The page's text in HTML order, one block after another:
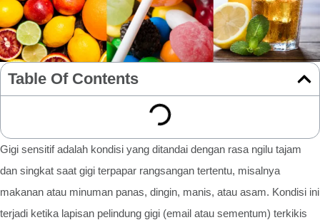
Table Of Contents
Gigi sensitif adalah kondisi yang ditandai dengan rasa ngilu tajam
dan singkat saat gigi terpapar rangsangan tertentu, misalnya
makanan atau minuman panas, dingin, manis, atau asam. Kondisi ini
terjadi ketika lapisan pelindung gigi (email atau sementum) terkikis